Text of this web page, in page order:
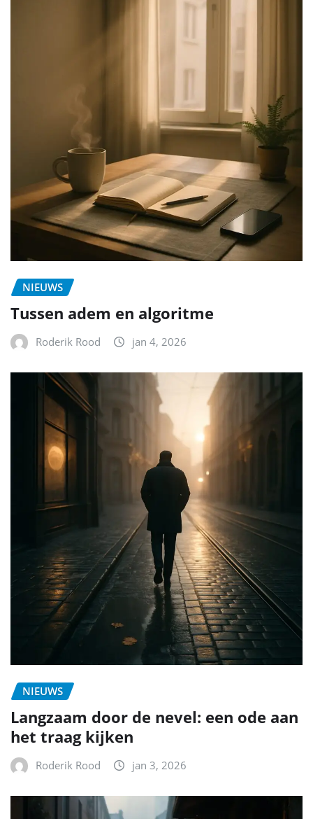
NIEUWS
Tussen adem en algoritme
Roderik Rood jan 4, 2026
NIEUWS
Langzaam door de nevel: een ode aan
het traag kijken
Roderik Rood jan 3, 2026